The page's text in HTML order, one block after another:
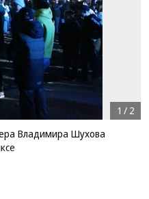
Владимира Шухова
1 / 2